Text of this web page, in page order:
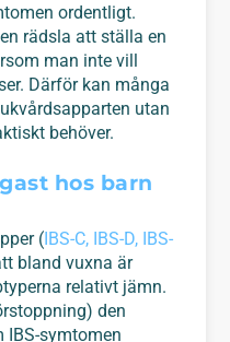
ordentligt.
rädsla att ställa en
man inte vill
Därför kan många
utan
behöver.
hos barn
( IBS-C, IBS-D, IBS-
bland vuxna är
relativt jämn.
den
IBS-symtomen